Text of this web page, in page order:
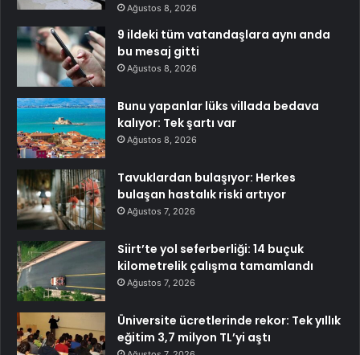
Ağustos 8, 2026
9 ildeki tüm vatandaşlara aynı anda
bu mesaj gitti
Ağustos 8, 2026
Bunu yapanlar lüks villada bedava
kalıyor: Tek şartı var
Ağustos 8, 2026
Tavuklardan bulaşıyor: Herkes
bulaşan hastalık riski artıyor
Ağustos 7, 2026
Siirt’te yol seferberliği: 14 buçuk
kilometrelik çalışma tamamlandı
Ağustos 7, 2026
Üniversite ücretlerinde rekor: Tek yıllık
eğitim 3,7 milyon TL’yi aştı